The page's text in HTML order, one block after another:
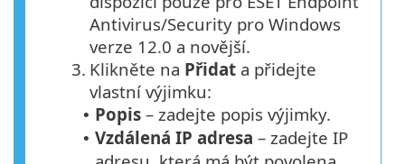
Antivirus/Security pro Windows
verze 12.0 a novější.
3. Klikněte na Přidat a přidejte
vlastní výjimku:
• Popis – zadejte popis výjimky.
• Vzdálená IP adresa – zadejte IP